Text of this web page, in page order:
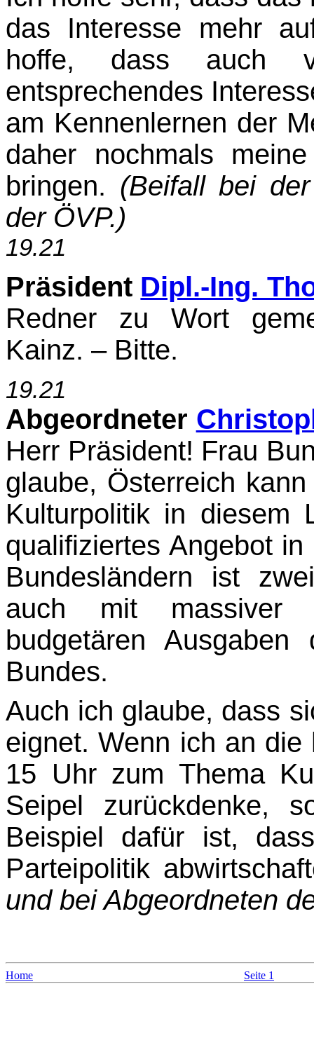
das Interesse mehr
hoffe, dass auch
entsprechendes
am Kennenlernen der
daher nochmals
bringen. (Beifall bei
der ÖVP.)
19.21
Präsident Dipl.-Ing.
Redner zu Wort
Kainz. – Bitte.
19.21
Abgeordneter
Herr Präsident! Frau
glaube, Österreich
Kulturpolitik in diesem
qualifiziertes Angebot
Bundesländern ist
auch mit massiver
budgetären
Bundes.
Auch ich glaube, dass
eignet. Wenn ich an
15 Uhr zum Thema
Seipel zurückdenke,
Beispiel dafür ist,
Parteipolitik
und bei Abgeordneten
Home Seite 1